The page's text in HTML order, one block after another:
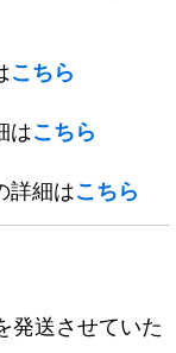
こちら
はこちら
詳細はこちら
発送させていた